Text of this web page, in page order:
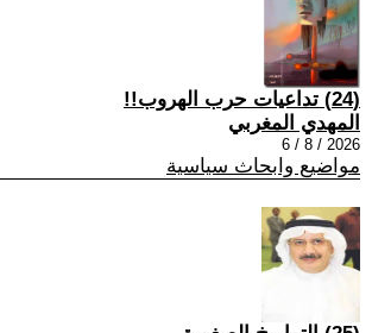
(24) تداعيات حرب الهروب!!
المهدي المغربي
2026 / 8 / 6
مواضيع وابحاث سياسية